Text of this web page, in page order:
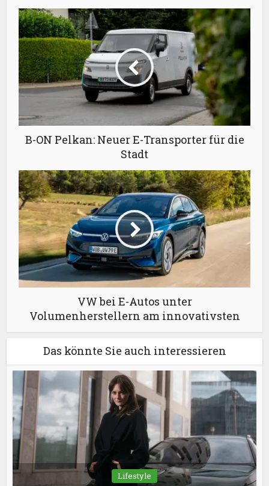
B-ON Pelkan: Neuer E-Transporter für die
Stadt
VW bei E-Autos unter
Volumenherstellern am innovativsten
Das könnte Sie auch interessieren
Lifestyle